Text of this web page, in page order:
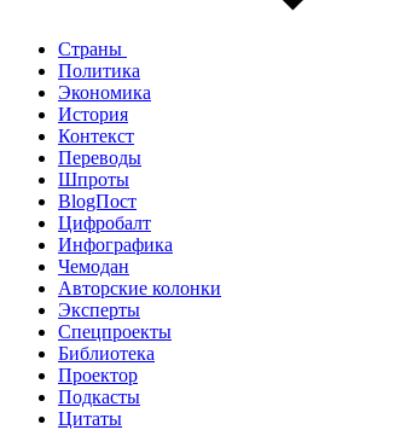
Страны
Политика
Экономика
История
Контекст
Переводы
Шпроты
BlogПост
Цифробалт
Инфографика
Чемодан
Авторские колонки
Эксперты
Спецпроекты
Библиотека
Проектор
Подкасты
Цитаты